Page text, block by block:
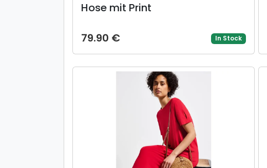
Hose mit Print
79.90 € In Stock